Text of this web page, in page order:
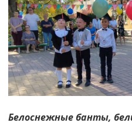
Белоснежные банты,